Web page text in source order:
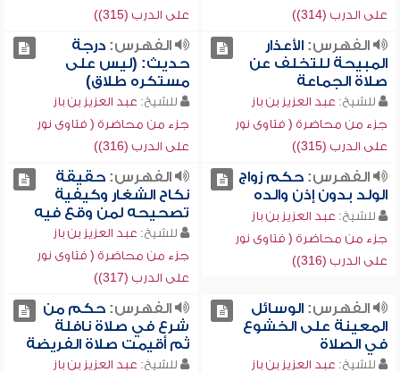
على الدرب (314))
على الدرب (315))
الفهرس:الأعذار
المبيحة للتخلف عن
صلاة الجماعة
للشيخ: عبد العزيز بن باز
جزء من محاضرة ( فتاوى نور
على الدرب (315))
الفهرس:درجة
حديث: (ليس على
مستكره طلاق)
للشيخ: عبد العزيز بن باز
جزء من محاضرة ( فتاوى نور
على الدرب (316))
الفهرس:حكم زواج
الولد بدون إذن والده
للشيخ: عبد العزيز بن باز
جزء من محاضرة ( فتاوى نور
على الدرب (316))
الفهرس:حقيقة
نكاح الشغار وكيفية
تصحيحه لمن وقع فيه
للشيخ: عبد العزيز بن باز
جزء من محاضرة ( فتاوى نور
على الدرب (317))
الفهرس:الوسائل
المعينة على الخشوع
في الصلاة
للشيخ: عبد العزيز بن باز
الفهرس:حكم من
شرع في صلاة نافلة
ثم أقيمت صلاة الفريضة
للشيخ: عبد العزيز بن باز